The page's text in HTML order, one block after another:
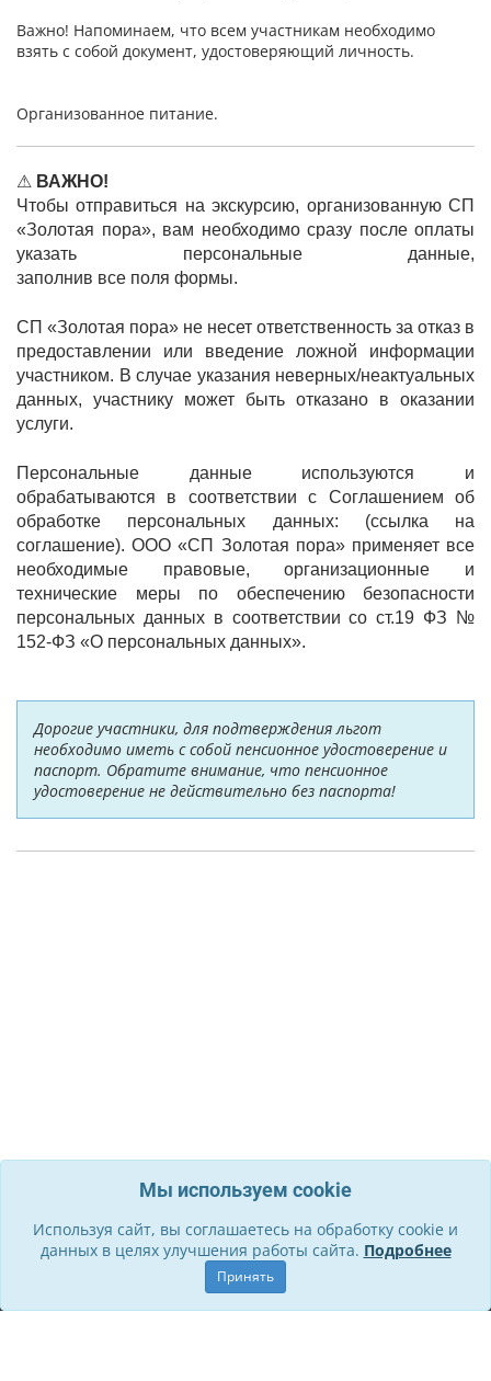
Важно! Напоминаем, что всем участникам необходимо
взять с собой документ, удостоверяющий личность.
Организованное питание.
⚠ ВАЖНО!
Чтобы отправиться на экскурсию, организованную СП
«Золотая пора», вам необходимо сразу после оплаты
указать персональные данные,
заполнив все поля формы.
СП «Золотая пора» не несет ответственность за отказ в
предоставлении или введение ложной информации
участником. В случае указания неверных/неактуальных
данных, участнику может быть отказано в оказании
услуги.
Персональные данные используются и
обрабатываются в соответствии с Соглашением об
обработке персональных данных: (ссылка на
соглашение). ООО «СП Золотая пора» применяет все
необходимые правовые, организационные и
технические меры по обеспечению безопасности
персональных данных в соответствии со ст.19 ФЗ №
152-ФЗ «О персональных данных».
Дорогие участники, для подтверждения льгот
необходимо иметь с собой пенсионное удостоверение и
паспорт. Обратите внимание, что пенсионное
удостоверение не действительно без паспорта!
Мы используем cookie
Используя сайт, вы соглашаетесь на обработку cookie и
данных в целях улучшения работы сайта. Подробнее
Принять